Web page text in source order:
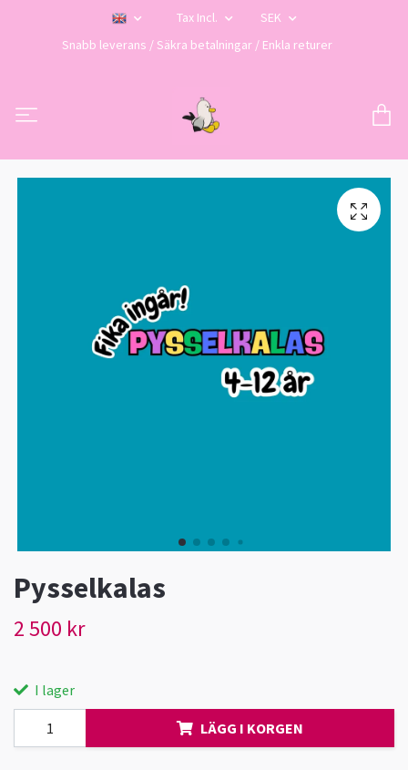
Tax Incl.
SEK
Snabb leverans / Säkra betalningar / Enkla returer
Pysselkalas
2 500 kr
I lager
LÄGG I KORGEN